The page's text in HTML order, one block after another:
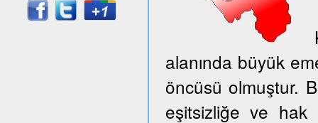
alanında büyük
öncüsü olmuştur.
eşitsizliğe ve hak